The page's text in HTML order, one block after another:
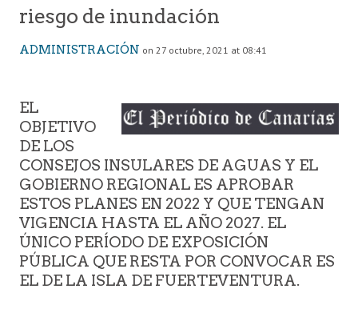
riesgo de inundación
ADMINISTRACIÓN on 27 octubre, 2021 at 08:41
EL
OBJETIVO
DE LOS
CONSEJOS INSULARES DE AGUAS Y EL
GOBIERNO REGIONAL ES APROBAR
ESTOS PLANES EN 2022 Y QUE TENGAN
VIGENCIA HASTA EL AÑO 2027. EL
ÚNICO PERÍODO DE EXPOSICIÓN
PÚBLICA QUE RESTA POR CONVOCAR ES
EL DE LA ISLA DE FUERTEVENTURA.